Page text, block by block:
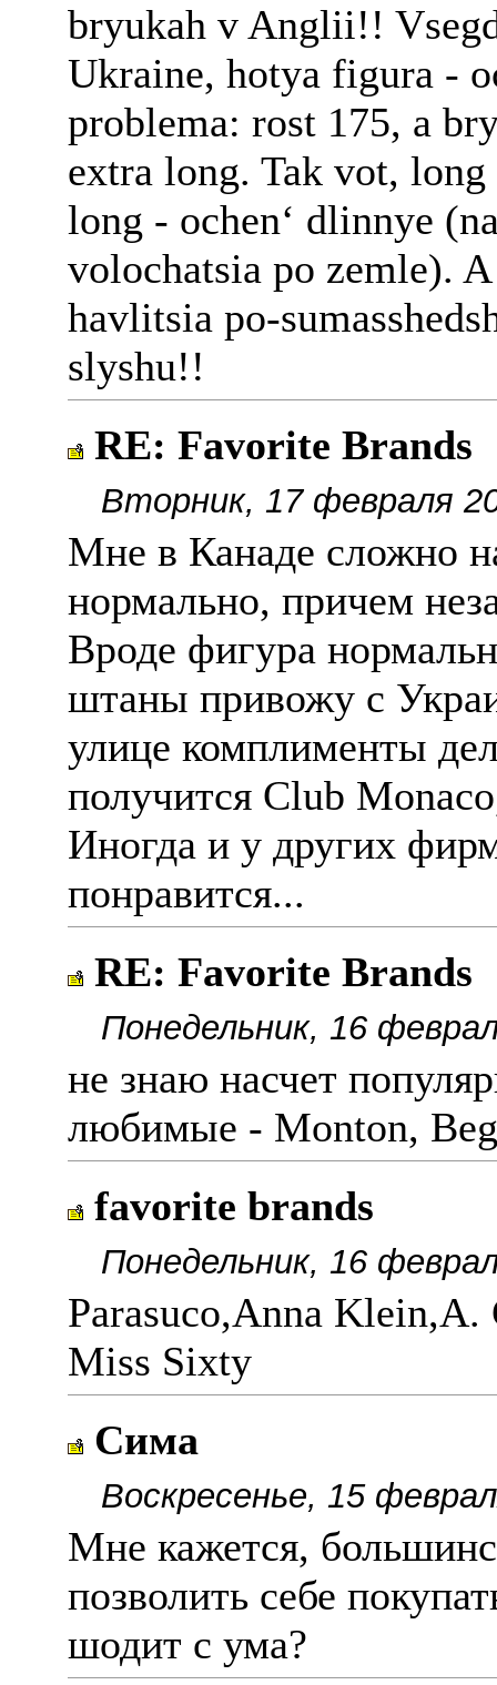
bryukah v Anglii!!
Ukraine, hotya figura -
problema: rost 175, a
extra long. Tak vot,
long - ochen‘ dlinnye
volochatsia po zemle).
havlitsia po-
slyshu!!
RE: Favorite Brands
Вторник, 17 февраля
Мне в Канаде сложно
нормально, причем
Вроде фигура
штаны привожу с
улице комплименты
получится Club
Иногда и у других
понравится...
RE: Favorite Brands
Понедельник, 16
не знаю насчет
любимые - Monton,
favorite brands
Понедельник, 16
Parasuco,Anna Klein,A.
Miss Sixty
Сима
Воскресенье, 15
Мне кажется,
позволить себе
шодит с ума?